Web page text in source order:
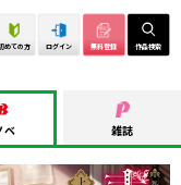
めての方 ログイン 無料登録 作品検索
ベ 雑誌